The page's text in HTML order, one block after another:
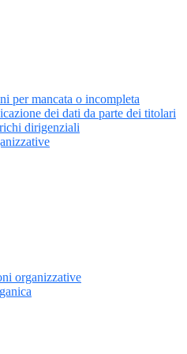
per mancata o incompleta
dei dati da parte dei titolari
dirigenziali
organizzative